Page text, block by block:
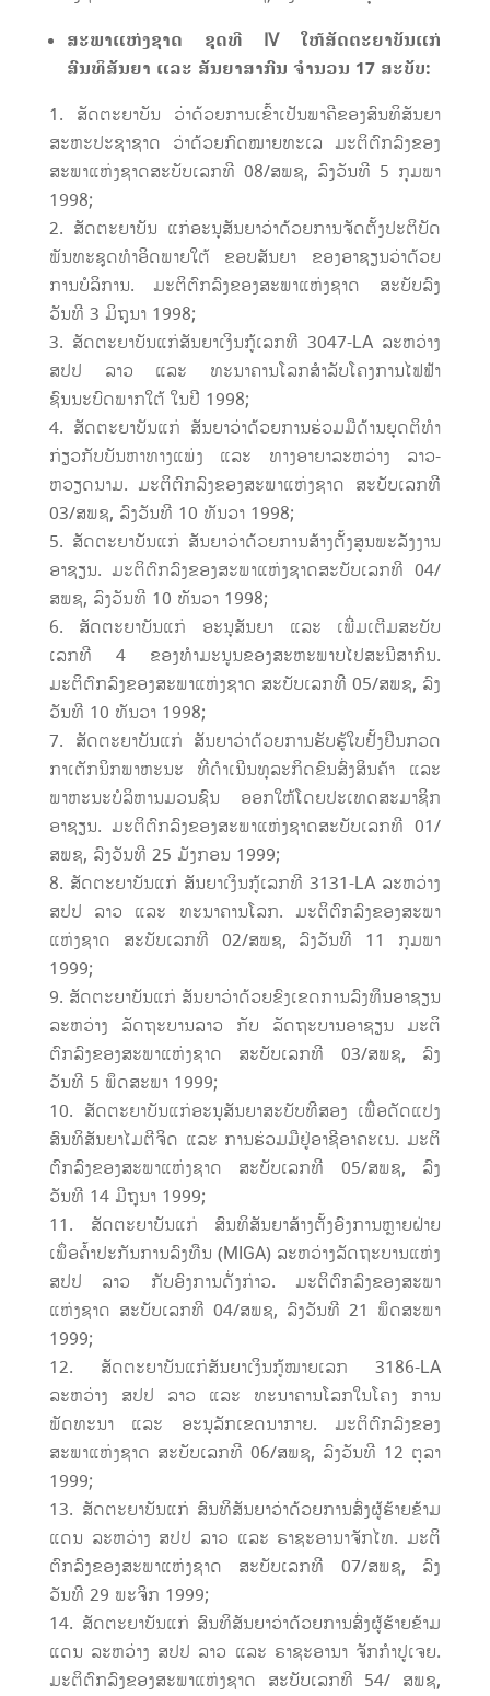
ສະພາແຫ່ງຊາດ ຊຸດທີ IV
ໃຫ້ສັດຕະຍາບັນແກ່
ສົນທິສັນຍາ ແລະ ສັນຍາສາກົນ ຈໍານວນ 17 ສະບັບ:
ສັດຕະຍາບັນ ວ່າດ້ວຍການເຂົ້າເປັນພາຄີຂອງສົນທິສັນຍາ
ສະຫະປະຊາຊາດ ວ່າດ້ວຍກົດໝາຍທະເລ ມະຕິຕົກລົງຂອງ
ສະພາແຫ່ງຊາດສະບັບເລກທີ 08/ສພຊ, ລົງວັນທີ 5 ກຸມພາ
1998;
ສັດຕະຍາບັນ ແກ່ອະນຸສັນຍາວ່າດ້ວຍການຈັດຕັ້ງປະຕິບັດ
ພັນທະຊຸດທຳອິດພາຍໃຕ້ ຂອບສັນຍາ ຂອງອາຊຽນວ່າດ້ວຍ
ການບໍລິການ. ມະຕິຕົກລົງຂອງສະພາແຫ່ງຊາດ ສະບັບລົງ
ວັນທີ 3 ມິຖຸນາ 1998;
ສັດຕະຍາບັນແກ່ສັນຍາເງິນກູ້ເລກທີ 3047-LA ລະຫວ່າງ
ສປປ ລາວ ແລະ ທະນາຄານໂລກສຳລັບໂຄງການໄຟຟ້າ
ຊົນນະບົດພາກໃຕ້ ໃນປີ 1998;
ສັດຕະຍາບັນແກ່ ສັນຍາວ່າດ້ວຍການຮ່ວມມືດ້ານຍຸດຕິທຳ
ກ່ຽວກັບບັນຫາທາງແພ່ງ ແລະ ທາງອາຍາລະຫວ່າງ ລາວ-
ຫວຽດນາມ. ມະຕິຕົກລົງຂອງສະພາແຫ່ງຊາດ ສະບັບເລກທີ
03/ສພຊ, ລົງວັນທີ 10 ທັນວາ 1998;
ສັດຕະຍາບັນແກ່ ສັນຍາວ່າດ້ວຍການສ້າງຕັ້ງສູນພະລັງງານ
ອາຊຽນ. ມະຕິຕົກລົງຂອງສະພາແຫ່ງຊາດສະບັບເລກທີ 04/
ສພຊ, ລົງວັນທີ 10 ທັນວາ 1998;
ສັດຕະຍາບັນແກ່ ອະນຸສັນຍາ ແລະ ເພີ່ມເຕີມສະບັບ
ເລກທີ 4 ຂອງທຳມະນູນຂອງສະຫະພາບໄປສະນີສາກົນ.
ມະຕິຕົກລົງຂອງສະພາແຫ່ງຊາດ ສະບັບເລກທີ 05/ສພຊ, ລົງ
ວັນທີ 10 ທັນວາ 1998;
ສັດຕະຍາບັນແກ່ ສັນຍາວ່າດ້ວຍການຮັບຮູ້ໃບຢັ້ງຢືນກວດ
ກາເຕັກນິກພາຫະນະ ທີ່ດຳເນີນທຸລະກິດຂົນສົ່ງສິນຄ້າ ແລະ
ພາຫະນະບໍລິຫານມວນຊົນ ອອກໃຫ້ໂດຍປະເທດສະມາຊິກ
ອາຊຽນ. ມະຕິຕົກລົງຂອງສະພາແຫ່ງຊາດສະບັບເລກທີ 01/
ສພຊ, ລົງວັນທີ 25 ມັງກອນ 1999;
ສັດຕະຍາບັນແກ່ ສັນຍາເງິນກູ້ເລກທີ 3131-LA ລະຫວ່າງ
ສປປ ລາວ ແລະ ທະນາຄານໂລກ. ມະຕິຕົກລົງຂອງສະພາ
ແຫ່ງຊາດ ສະບັບເລກທີ 02/ສພຊ, ລົງວັນທີ 11 ກຸມພາ
1999;
ສັດຕະຍາບັນແກ່ ສັນຍາວ່າດ້ວຍຂົງເຂດການລົງທຶນອາຊຽນ
ລະຫວ່າງ ລັດຖະບານລາວ ກັບ ລັດຖະບານອາຊຽນ ມະຕິ
ຕົກລົງຂອງສະພາແຫ່ງຊາດ ສະບັບເລກທີ 03/ສພຊ, ລົງ
ວັນທີ 5 ພຶດສະພາ 1999;
ສັດຕະຍາບັນແກ່ອະນຸສັນຍາສະບັບທີສອງ ເພື່ອດັດແປງ
ສົນທິສັນຍາໄມຕີຈິດ ແລະ ການຮ່ວມມືຢູ່ອາຊີອາຄະເນ. ມະຕິ
ຕົກລົງຂອງສະພາແຫ່ງຊາດ ສະບັບເລກທີ 05/ສພຊ, ລົງ
ວັນທີ 14 ມີຖຸນາ 1999;
ສັດຕະຍາບັນແກ່ ສົນທິສັນຍາສ້າງຕັ້ງອົງການຫຼາຍຝ່າຍ
ເພຶ່ອຄ້ຳປະກັນການລົງທືນ (MIGA) ລະຫວ່າງລັດຖະບານແຫ່ງ
ສປປ ລາວ ກັບອົງການດັ່ງກ່າວ. ມະຕິຕົກລົງຂອງສະພາ
ແຫ່ງຊາດ ສະບັບເລກທີ 04/ສພຊ, ລົງວັນທີ 21 ພຶດສະພາ
1999;
ສັດຕະຍາບັນແກ່ສັນຍາເງິນກູ້ໝາຍເລກ 3186-LA
ລະຫວ່າງ ສປປ ລາວ ແລະ ທະນາຄານໂລກໃນໂຄງ ການ
ພັດທະນາ ແລະ ອະນຸລັກເຂດນາກາຍ. ມະຕິຕົກລົງຂອງ
ສະພາແຫ່ງຊາດ ສະບັບເລກທີ 06/ສພຊ, ລົງວັນທີ 12 ຕຸລາ
1999;
ສັດຕະຍາບັນແກ່ ສົນທິສັນຍາວ່າດ້ວຍການສົ່ງຜູ້ຮ້າຍຂ້າມ
ແດນ ລະຫວ່າງ ສປປ ລາວ ແລະ ຣາຊະອານາຈັກໄທ. ມະຕິ
ຕົກລົງຂອງສະພາແຫ່ງຊາດ ສະບັບເລກທີ 07/ສພຊ, ລົງ
ວັນທີ 29 ພະຈິກ 1999;
ສັດຕະຍາບັນແກ່ ສົນທິສັນຍາວ່າດ້ວຍການສົ່ງຜູ້ຮ້າຍຂ້າມ
ແດນ ລະຫວ່າງ ສປປ ລາວ ແລະ ຣາຊະອານາ ຈັກກຳປູເຈຍ.
ມະຕິຕົກລົງຂອງສະພາແຫ່ງຊາດ ສະບັບເລກທີ 54/ ສພຊ,